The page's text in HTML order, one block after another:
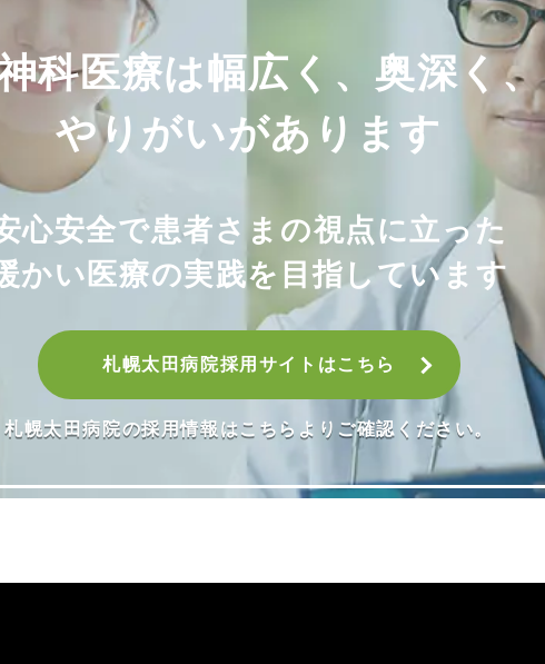
科医療は幅広く、奥深く、
やりがいがあります
心安全で患者さまの視点に立った
かい医療の実践を目指しています
札幌太田病院採用サイトはこちら
札幌太田病院の採用情報はこちらよりご確認ください。